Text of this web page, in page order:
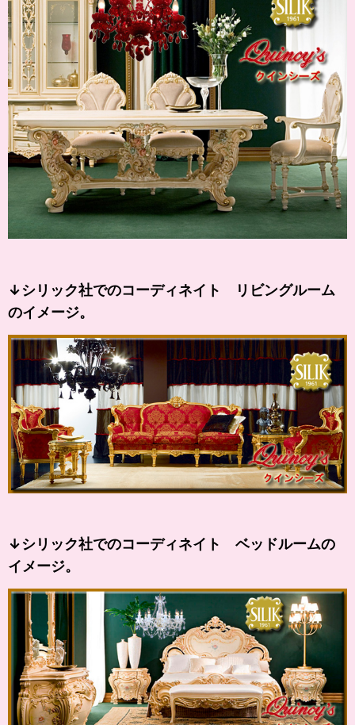
↓シリック社でのコーディネイト リビングルーム
のイメージ。
↓シリック社でのコーディネイト ベッドルームの
イメージ。